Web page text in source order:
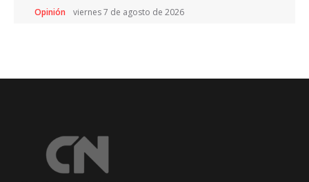
Opinión viernes 7 de agosto de 2026